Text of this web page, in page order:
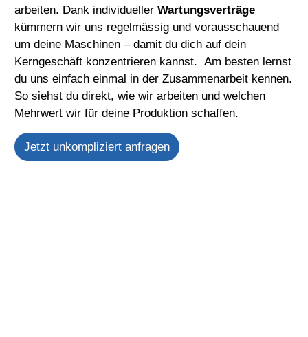
arbeiten. Dank individueller Wartungsverträge
kümmern wir uns regelmässig und vorausschauend
um deine Maschinen – damit du dich auf dein
Kerngeschäft konzentrieren kannst. Am besten lernst
du uns einfach einmal in der Zusammenarbeit kennen.
So siehst du direkt, wie wir arbeiten und welchen
Mehrwert wir für deine Produktion schaffen.
Jetzt unkompliziert anfragen